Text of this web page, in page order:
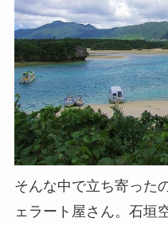
そんな中で立ち寄った
ェラート屋さん。石垣